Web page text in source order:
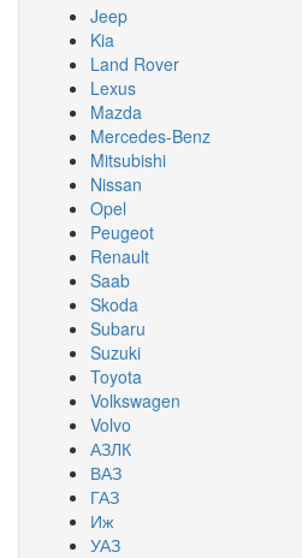
Jeep
Kia
Land Rover
Lexus
Mazda
Mercedes-Benz
Mitsubishi
Nissan
Opel
Peugeot
Renault
Saab
Skoda
Subaru
Suzuki
Toyota
Volkswagen
Volvo
АЗЛК
ВАЗ
ГАЗ
Иж
УАЗ